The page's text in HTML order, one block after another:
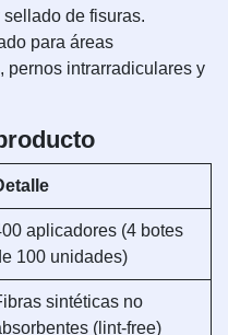
de fisuras.
para áreas
pernos intrarradiculares y
aplicadores (4 botes
100 unidades)
sintéticas no
(lint-free)